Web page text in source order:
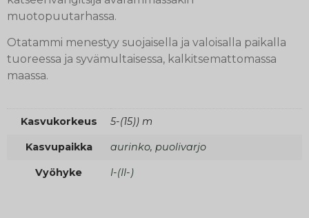
muotopuutarhassa.
Otatammi menestyy suojaisella ja valoisalla paikalla
tuoreessa ja syvämultaisessa, kalkitsemattomassa
maassa.
Kasvukorkeus 5-(15)) m
Kasvupaikka aurinko, puolivarjo
Vyöhyke I-(II-)